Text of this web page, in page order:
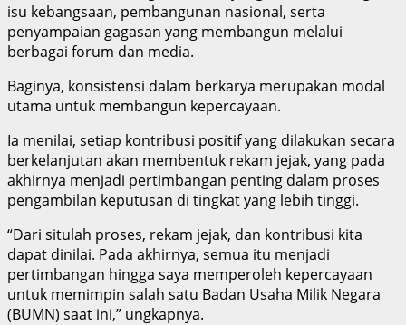
isu kebangsaan, pembangunan nasional, serta
penyampaian gagasan yang membangun melalui
berbagai forum dan media.
Baginya, konsistensi dalam berkarya merupakan modal
utama untuk membangun kepercayaan.
Ia menilai, setiap kontribusi positif yang dilakukan secara
berkelanjutan akan membentuk rekam jejak, yang pada
akhirnya menjadi pertimbangan penting dalam proses
pengambilan keputusan di tingkat yang lebih tinggi.
“Dari situlah proses, rekam jejak, dan kontribusi kita
dapat dinilai. Pada akhirnya, semua itu menjadi
pertimbangan hingga saya memperoleh kepercayaan
untuk memimpin salah satu Badan Usaha Milik Negara
(BUMN) saat ini,” ungkapnya.